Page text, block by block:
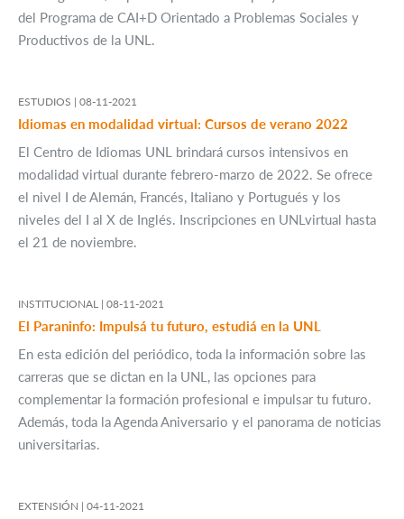
del Programa de CAI+D Orientado a Problemas Sociales y
Productivos de la UNL.
ESTUDIOS | 08-11-2021
Idiomas en modalidad virtual: Cursos de verano 2022
El Centro de Idiomas UNL brindará cursos intensivos en
modalidad virtual durante febrero-marzo de 2022. Se ofrece
el nivel I de Alemán, Francés, Italiano y Portugués y los
niveles del I al X de Inglés. Inscripciones en UNLvirtual hasta
el 21 de noviembre.
INSTITUCIONAL | 08-11-2021
El Paraninfo: Impulsá tu futuro, estudiá en la UNL
En esta edición del periódico, toda la información sobre las
carreras que se dictan en la UNL, las opciones para
complementar la formación profesional e impulsar tu futuro.
Además, toda la Agenda Aniversario y el panorama de noticias
universitarias.
EXTENSIÓN | 04-11-2021